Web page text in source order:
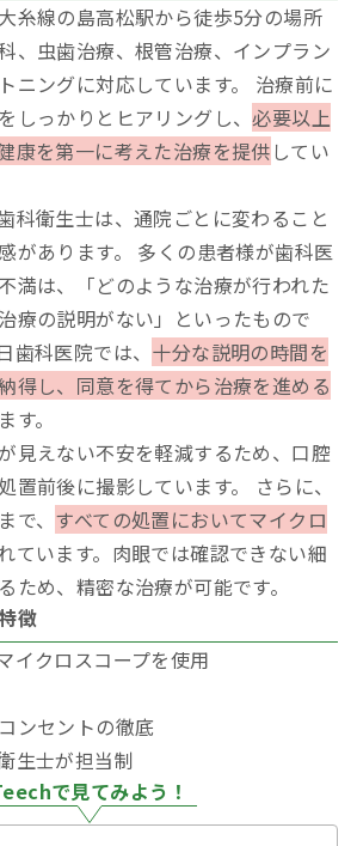
糸線の島高松駅から徒歩5分の場所
、虫歯治療、根管治療、インプラン
ニングに対応しています。 治療前に
しっかりとヒアリングし、必要以上
康を第一に考えた治療を提供 してい
科衛生士は、通院ごとに変わること
があります。 多くの患者様が歯科医
満は、「どのような治療が行われた
療の説明がない」といったもので
歯科医院では、 十分な説明の時間を
得し、同意を得てから治療を進める
す。
見えない不安を軽減するため、口腔
置前後に撮影しています。 さらに、
で、 すべての処置においてマイクロ
ています。肉眼では確認できない細
ため、精密な治療が可能です。
徴
イクロスコープを使用
ンセントの徹底
生士が担当制
で見てみよう！